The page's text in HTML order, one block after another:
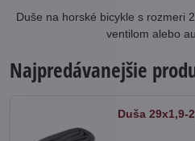
Duše na horské bicykle s rozmeri
ventilom alebo
Najpredávanejšie
Duša 29x1,9-